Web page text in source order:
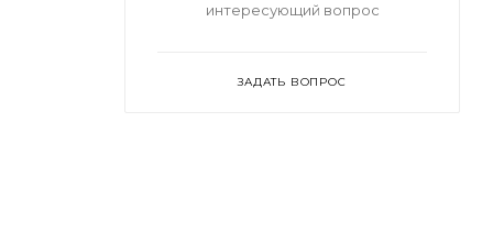
интересующий вопрос
ЗАДАТЬ ВОПРОС